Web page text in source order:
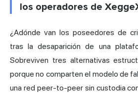
los operadores de
¿Adónde van los poseedores de
tras la desaparición de una
Sobreviven tres alternativas
porque no comparten el modelo de
una red peer-to-peer sin custodia